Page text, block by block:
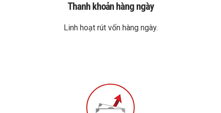
Thanh khoản hàng ngày
Linh hoạt rút vốn hàng ngày.